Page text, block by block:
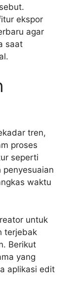
ekspor
agar
saat
tren,
proses
seperti
waktu
untuk
terjebak
Berikut
yang
aplikasi edit